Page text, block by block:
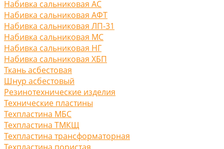
Набивка сальниковая АС
Набивка сальниковая АФТ
Набивка сальниковая ЛП-31
Набивка сальниковая МС
Набивка сальниковая НГ
Набивка сальниковая ХБП
Ткань асбестовая
Шнур асбестовый
Резинотехнические изделия
Технические пластины
Техпластина МБС
Техпластина ТМКЩ
Техпластина трансформаторная